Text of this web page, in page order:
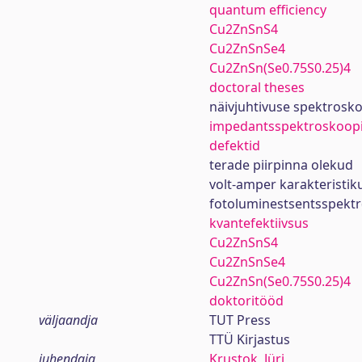
quantum efficiency
Cu2ZnSnS4
Cu2ZnSnSe4
Cu2ZnSn(Se0.75S0.25)4
doctoral theses
näivjuhtivuse
defektid
terade piirpinna olekud
volt-amper
kvantefektiivsus
Cu2ZnSnS4
Cu2ZnSnSe4
Cu2ZnSn(Se0.75S0.25)4
doktoritööd
väljaandja
TUT Press
TTÜ Kirjastus